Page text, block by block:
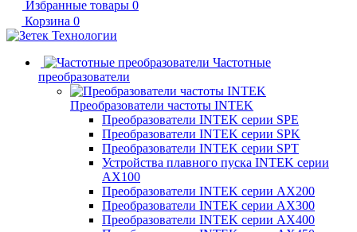
Избранные товары 0
Корзина 0
Частотные
преобразователи
Преобразователи частоты INTEK
Преобразователи INTEK серии SPE
Преобразователи INTEK серии SPK
Преобразователи INTEK серии SPT
Устройства плавного пуска INTEK серии
AX100
Преобразователи INTEK серии AX200
Преобразователи INTEK серии AX300
Преобразователи INTEK серии AX400